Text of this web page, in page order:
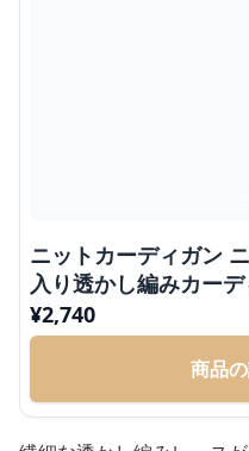
ニットカーディガン
入り透かし編みカー
¥2,740
商品